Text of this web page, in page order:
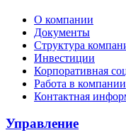
О компании
Документы
Структура
Инвестиции
Корпоративная
Работа в компании
Контактная
Управление